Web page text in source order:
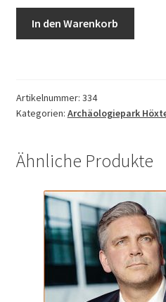
Menge
In den Warenkorb
Artikelnummer: 334
Kategorien: Archäologiepark
Ähnliche Produkte